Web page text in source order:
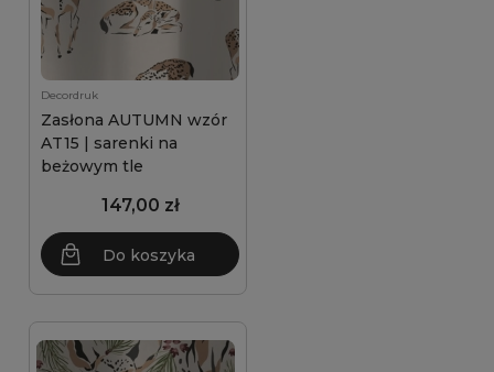
Decordruk
Zasłona AUTUMN wzór
AT15 | sarenki na
beżowym tle
147,00 zł
Do koszyka